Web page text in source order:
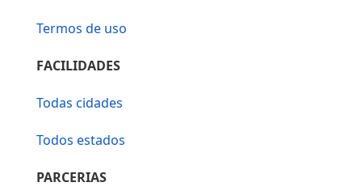
Termos de uso
FACILIDADES
Todas cidades
Todos estados
PARCERIAS